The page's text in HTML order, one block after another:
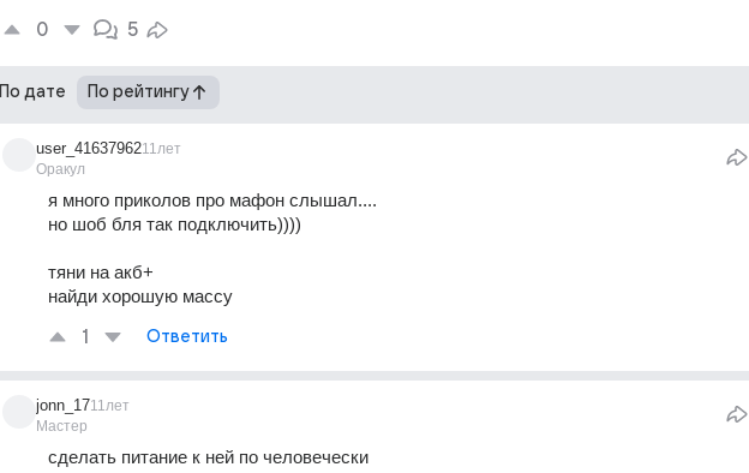
0 5
По дате По рейтингу
user_41637962
Оракул
11лет
я много приколов про мафон слышал....
но шоб бля так подключить))))
тяни на акб+
найди хорошую массу
1 Ответить
jonn_17
Мастер
11лет
сделать питание к ней по человечески